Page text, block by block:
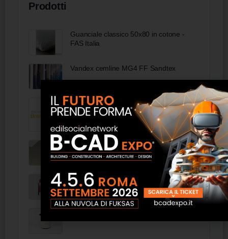
Prodotti
Guanciale classico 50x80 in cotone -
FAS Italia
Vandex cemline MG4 FF Sandtex
Gocciolatoio Brake by Magma
Ecomalta Oltremateria
Moki/living Livoni